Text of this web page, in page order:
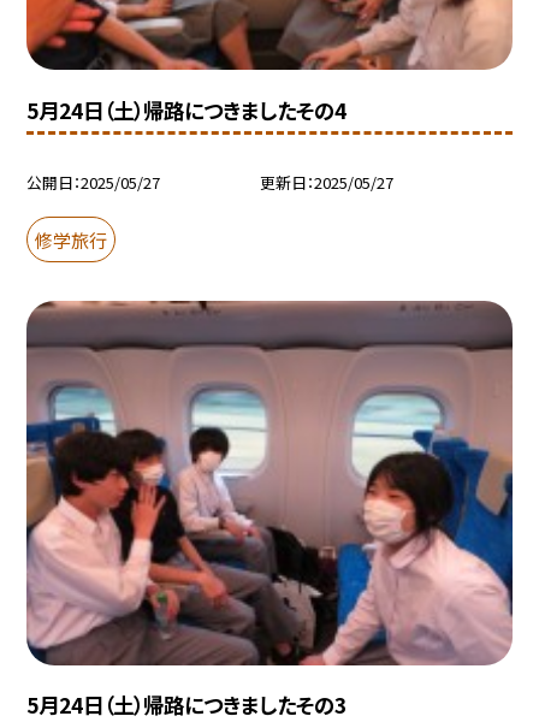
5月24日（土）帰路につきましたその4
公開日 2025/05/27 更新日 2025/05/27
修学旅行
5月24日（土）帰路につきましたその3